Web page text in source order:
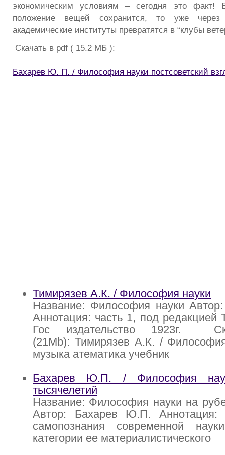
экономическим условиям – сегодня это факт!
положение вещей сохранится, то уже
академические институты превратятся в “клубы
Скачать в pdf ( 15.2 МБ ):
Бахарев Ю. П. / Философия науки постсоветский
Тимирязев А.К. / Философия науки
Название: Философия науки
Аннотация: часть 1, под редакцией
Гос издательство 1923г.
(21Mb): Тимирязев А.К. /
музыка атематика учебник
Бахарев Ю.П. / Философия
тысячелетий
Название: Философия науки на
Автор: Бахарев Ю.П. Аннотация:
самопознания современной
категории ее материалистического